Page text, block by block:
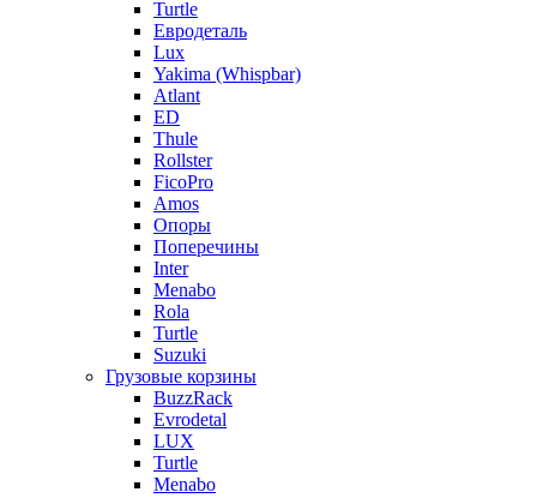
Turtle
Евродеталь
Lux
Yakima (Whispbar)
Atlant
ED
Thule
Rollster
FicoPro
Amos
Опоры
Поперечины
Inter
Menabo
Rola
Turtle
Suzuki
Грузовые корзины
BuzzRack
Evrodetal
LUX
Turtle
Menabo